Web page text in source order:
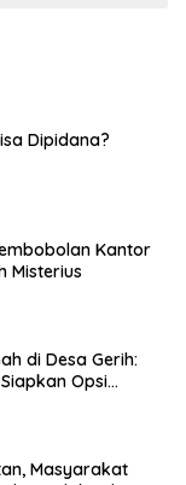
Dipidana?
Kantor
Misterius
di Desa Gerih:
Opsi
Masyarakat